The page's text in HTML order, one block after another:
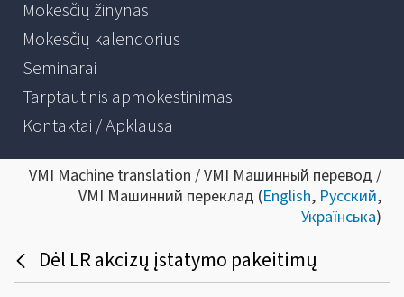
Mokesčių žinynas
Mokesčių kalendorius
Seminarai
Tarptautinis apmokestinimas
Kontaktai / Apklausa
VMI Machine translation / VMI Машинный перевод /
VMI Машинний переклад (English, Русский,
Українська)
Dėl LR akcizų įstatymo pakeitimų